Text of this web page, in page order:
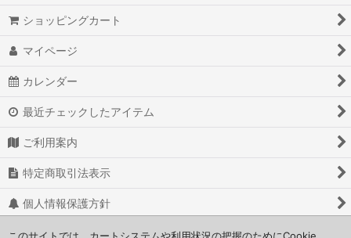
ショッピングカート
マイページ
カレンダー
最近チェックしたアイテム
ご利用案内
特定商取引法表示
個人情報保護方針
お問い合わせ